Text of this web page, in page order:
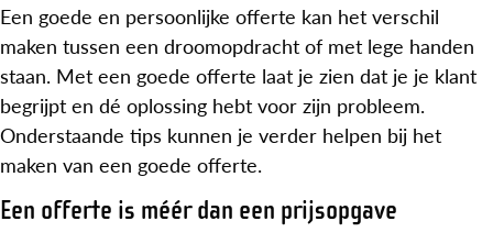
Een goede en persoonlijke offerte kan het verschil
maken tussen een droomopdracht of met lege handen
staan. Met een goede offerte laat je zien dat je je klant
begrijpt en dé oplossing hebt voor zijn probleem.
Onderstaande tips kunnen je verder helpen bij het
maken van een goede offerte.
Een offerte is méér dan een prijsopgave